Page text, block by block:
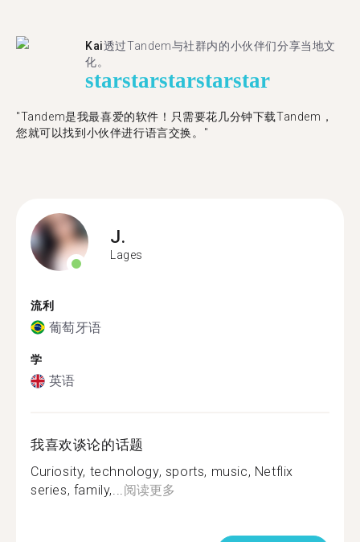
Kai透过Tandem与社群内的小伙伴们分享当地文
化。
starstarstarstarstar
"Tandem是我最喜爱的软件！只需要花几分钟下载Tandem，
您就可以找到小伙伴进行语言交换。"
J.
Lages
流利
葡萄牙语
学
英语
我喜欢谈论的话题
Curiosity, technology, sports, music, Netflix
series, family,...阅读更多